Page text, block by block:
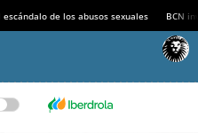
de los abusos sexuales BCN